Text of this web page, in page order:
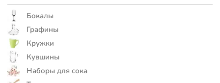
Бокалы
Графины
Кружки
Кувшины
Наборы для сока